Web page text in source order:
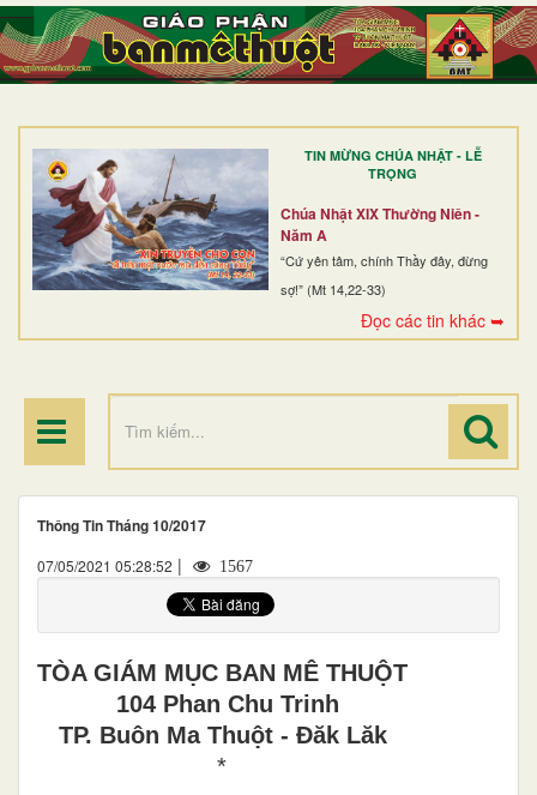
TIN MỪNG CHÚA NHẬT - LỄ
TRỌNG
Chúa Nhật XIX Thường Niên -
Năm A
“Cứ yên tâm, chính Thầy đây, đừng
sợ!” (Mt 14,22-33)
Đọc các tin khác ➥
TRANG NHẤT
GIỚI THIỆU
DÒNG TU
BAN MỤC VỤ
ĐOÀN THỂ CG
Thông Tin Tháng 10/2017
07/05/2021 05:28:52 | 1567
TÒA GIÁM MỤC BAN MÊ THUỘT
104 Phan Chu Trinh
TP. Buôn Ma Thuột - Đăk Lăk
*